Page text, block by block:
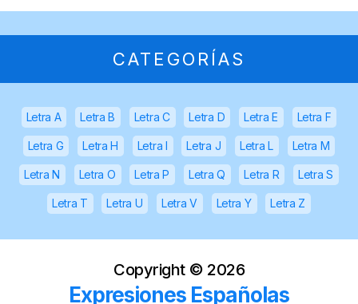
CATEGORÍAS
Letra A Letra B Letra C Letra D Letra E Letra F
Letra G Letra H Letra I Letra J Letra L Letra M
Letra N Letra O Letra P Letra Q Letra R Letra S
Letra T Letra U Letra V Letra Y Letra Z
Copyright © 2026
Expresiones Españolas